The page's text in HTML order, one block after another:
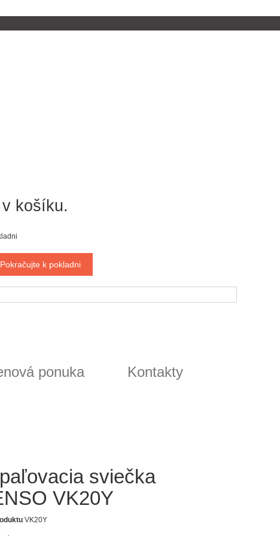
košíku.
Pokračujte k pokladni
ponuka Kontakty
sviečka
VK20Y
VK20Y